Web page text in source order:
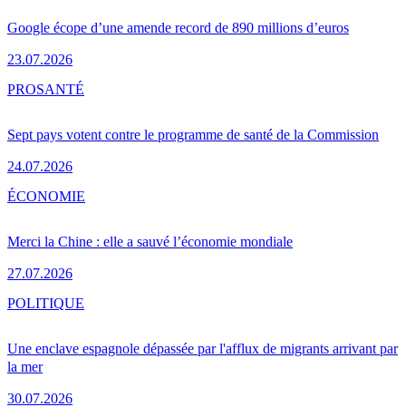
Google écope d’une amende record de 890 millions d’euros
23.07.2026
Sept pays votent contre le programme de santé de la Commission
24.07.2026
PROSANTÉ
Merci la Chine : elle a sauvé l’économie mondiale
27.07.2026
ÉCONOMIE
Une enclave espagnole dépassée par l'afflux de migrants arrivant par
la mer
30.07.2026
POLITIQUE